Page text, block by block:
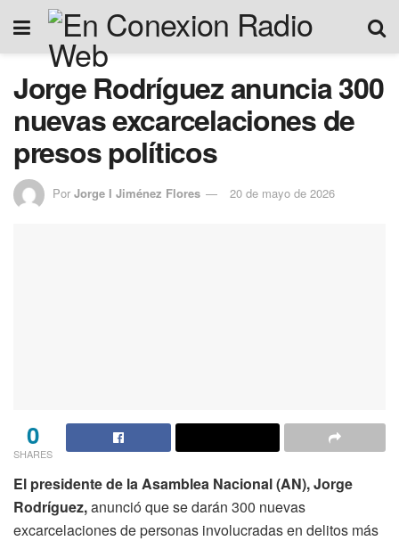
Jorge Rodríguez anuncia 300
nuevas excarcelaciones de
presos políticos
Por Jorge I Jiménez Flores 20 de mayo de 2026
0
SHARES
El presidente de la Asamblea Nacional (AN), Jorge
Rodríguez,anunció que se darán 300 nuevas
excarcelaciones de personas involucradas en delitos más